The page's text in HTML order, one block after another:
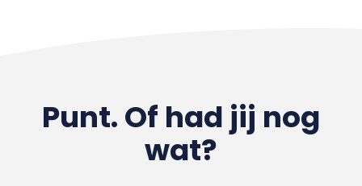
Punt. Of had jij nog
wat?